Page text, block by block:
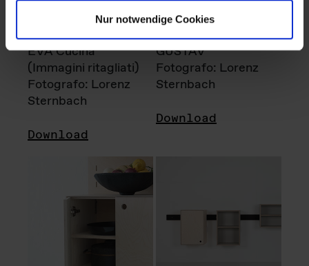
Nur notwendige Cookies
EVA Cucina
(Immagini ritagliati)
Fotografo: Lorenz
Sternbach
Download
GUSTAV
Fotografo: Lorenz
Sternbach
Download